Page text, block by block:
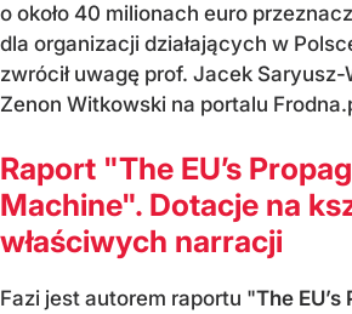
o około 40 milionach euro
dla organizacji działających w
zwrócił uwagę prof. Jacek
Zenon Witkowski na portalu
Raport "The EU’s
Machine". Dotacje na
właściwych narracji
Fazi jest autorem raportu "The